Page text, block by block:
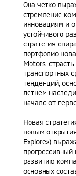
Она четко
стремление
инновациям и
устойчивого
стратегия
портфолио
Motors,
транспортных
тенденций,
летнем
начало от
Новая
новым
Explore»)
развитию
основных